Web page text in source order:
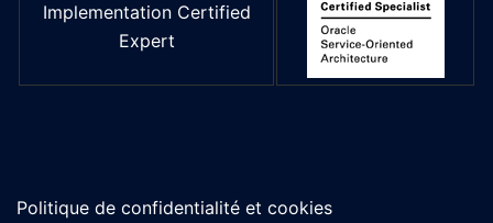
Implementation Certified
Expert
Politique de confidentialité et cookies